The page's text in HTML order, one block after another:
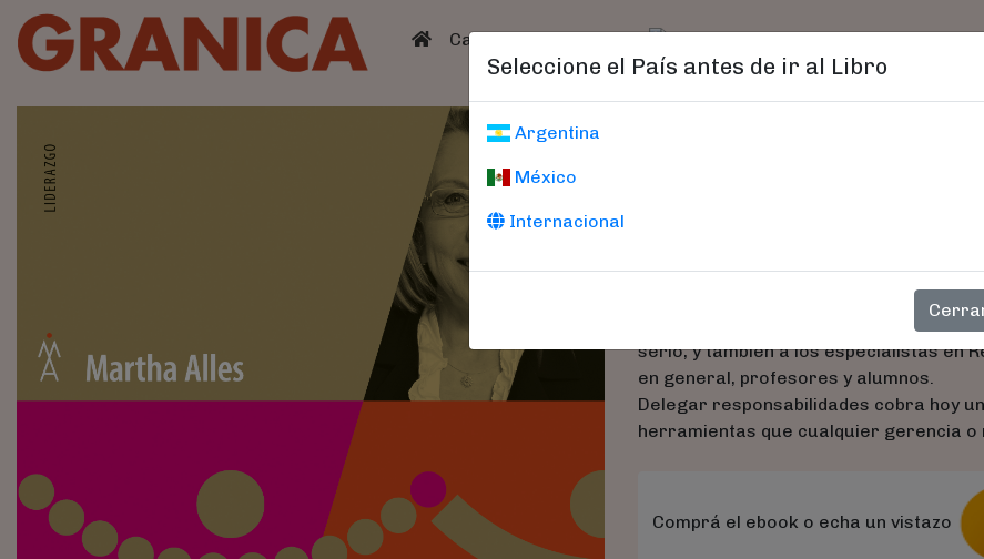
(current)
Catálogo Catálogo
Seleccione el País antes de ir al Libro
Argentina
México
Internacional
12 Pasos Para
Esta nueva edición revisada mantiene
tendencias y los comportamientos de
La obra está dirigida a jefes de todos
serlo, y también a los especialistas en
en general, profesores y alumnos.
Delegar responsabilidades cobra hoy
herramientas que cualquier gerencia o
Comprá el ebook o echa un vistazo